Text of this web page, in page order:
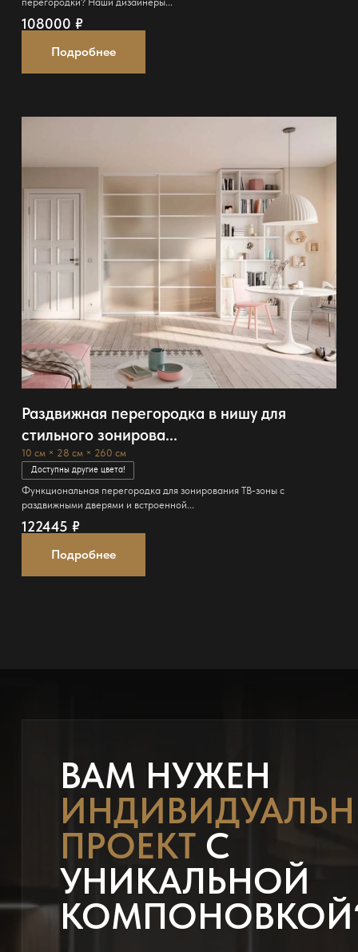
108000 ₽
Подробнее
Раздвижная перегородка в нишу для
стильного зонирова...
10 см × 28 см × 260 см
Доступны другие цвета!
Функциональная перегородка для зонирования ТВ-зоны с
раздвижными дверями и встроенной...
122445 ₽
Подробнее
ВАМ НУЖЕН
ПРОЕКТС
УНИКАЛЬНОЙ